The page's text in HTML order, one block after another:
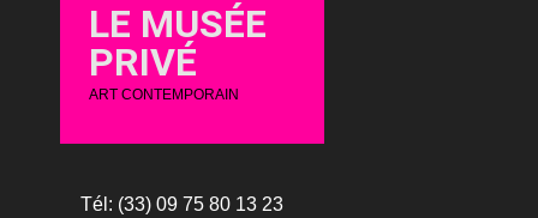
LE MUSÉE
PRIVÉ
ART CONTEMPORAIN
Tél: (33) 09 75 80 13 23